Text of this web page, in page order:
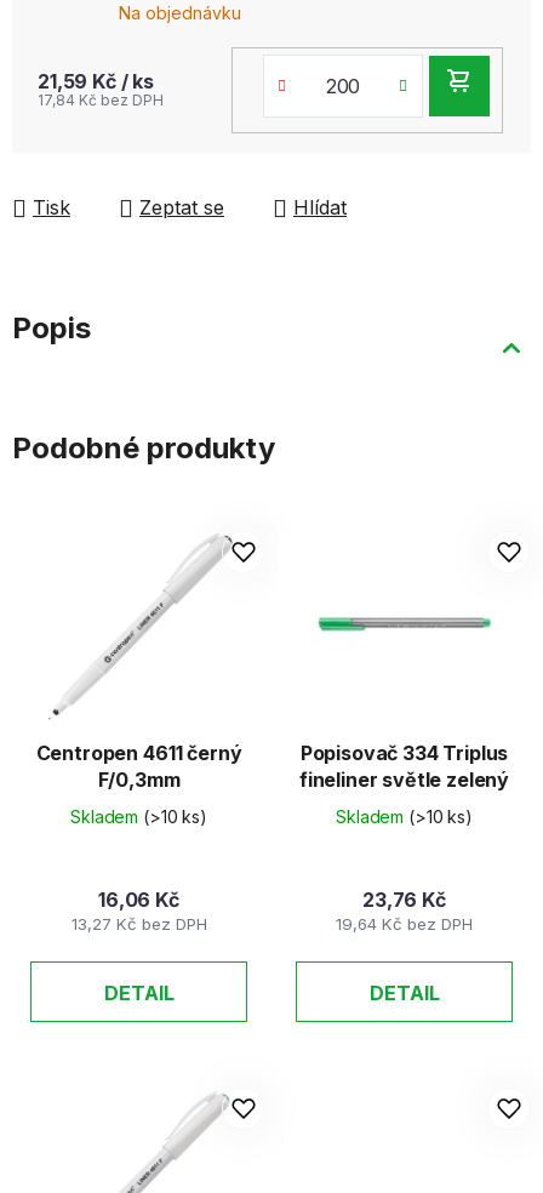
Na objednávku
21,59 Kč / ks
17,84 Kč bez DPH
Tisk Zeptat se Hlídat
Popis
Podobné produkty
Centropen 4611 černý
F/0,3mm
Skladem (>10 ks)
13,27 Kč bez DPH
16,06 Kč
DETAIL
Popisovač 334 Triplus
fineliner světle zelený
Skladem (>10 ks)
19,64 Kč bez DPH
23,76 Kč
DETAIL